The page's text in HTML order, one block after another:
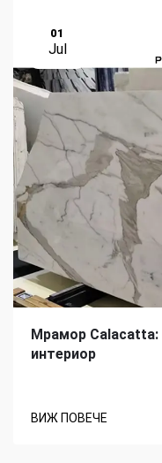
01
Jul
Мрамор Calacatta:
интериор
ВИЖ ПОВЕЧЕ